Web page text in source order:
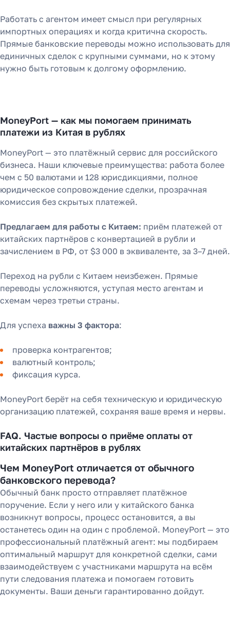
Работать с агентом имеет смысл при регулярных
импортных операциях и когда критична скорость.
Прямые банковские переводы можно использовать для
единичных сделок с крупными суммами, но к этому
нужно быть готовым к долгому оформлению.
MoneyPort — как мы помогаем принимать
платежи из Китая в рублях
MoneyPort — это платёжный сервис для российского
бизнеса. Наши ключевые преимущества: работа более
чем с 50 валютами и 128 юрисдикциями, полное
юридическое сопровождение сделки, прозрачная
комиссия без скрытых платежей.
Предлагаем для работы с Китаем: приём платежей от
китайских партнёров с конвертацией в рубли и
зачислением в РФ, от $3 000 в эквиваленте, за 3–7 дней.
Переход на рубли с Китаем неизбежен. Прямые
переводы усложняются, уступая место агентам и
схемам через третьи страны.
Для успеха важны 3 фактора:
проверка контрагентов;
валютный контроль;
фиксация курса.
MoneyPort берёт на себя техническую и юридическую
организацию платежей, сохраняя ваше время и нервы.
FAQ. Частые вопросы о приёме оплаты от
китайских партнёров в рублях
Чем MoneyPort отличается от обычного
банковского перевода?
Обычный банк просто отправляет платёжное
поручение. Если у него или у китайского банка
возникнут вопросы, процесс остановится, а вы
останетесь один на один с проблемой. MoneyPort — это
профессиональный платёжный агент: мы подбираем
оптимальный маршрут для конкретной сделки, сами
взаимодействуем с участниками маршрута на всём
пути следования платежа и помогаем готовить
документы. Ваши деньги гарантированно дойдут.